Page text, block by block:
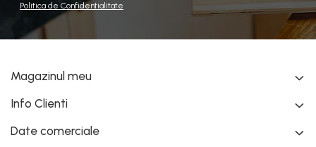
Politica de Confidentialitate
Magazinul meu
Info Clienti
Date comerciale